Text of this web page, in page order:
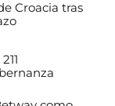
Croacia tras